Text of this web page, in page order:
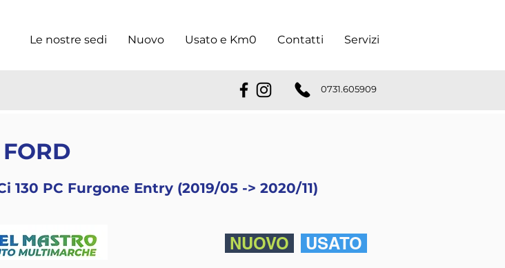
Le nostre sedi Nuovo Usato e Km0 Contatti Servizi
0731.605909
FORD
130 PC Furgone Entry (2019/05 -> 2020/11)
NUOVO USATO